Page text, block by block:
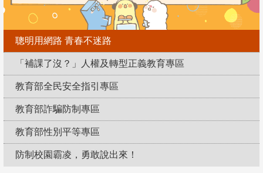
聰明用網路 青春不迷路
「補課了沒？」人權及轉型正義教育專區
教育部全民安全指引專區
教育部詐騙防制專區
教育部性別平等專區
防制校園霸凌，勇敢說出來！